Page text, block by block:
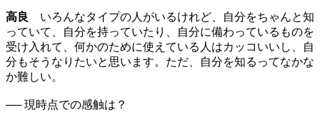
高良
いろんなタイプの人がいるけれど、自分をちゃんと知
っていて、自分を持っていたり、自分に備わっているものを
受け入れて、何かのために使えている人はカッコいいし、自
分もそうなりたいと思います。ただ、自分を知るってなかな
か難しい。
── 現時点での感触は？